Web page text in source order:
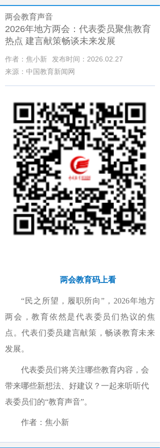
两会教育声音
2026年地方两会：代表委员聚焦教育
热点 建言献策畅谈未来发展
作者：焦小新
发布时间：2026.02.27
来源：中国教育新闻网
两会教育码上看
“民之所望，履职所向”，2026年地方
两会，教育依然是代表委员们热议的焦
点。代表们委员建言献策，畅谈教育未来
发展。
代表委员们将关注哪些教育内容，会
带来哪些新想法、好建议？一起来听听代
表委员们的“教育声音”。
作者：焦小新